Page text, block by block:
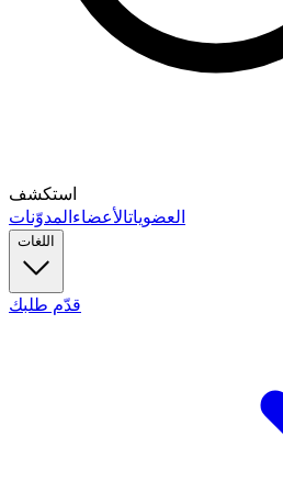
استكشف
العضوياتالأعضاءالمدوّنات
اللغات
قدّم طلبك